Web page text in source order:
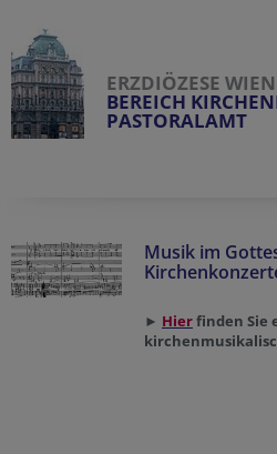
ERZDIÖZESE WIEN
BEREICH
PASTORALAMT
Musik im
► Hierfinden Sie